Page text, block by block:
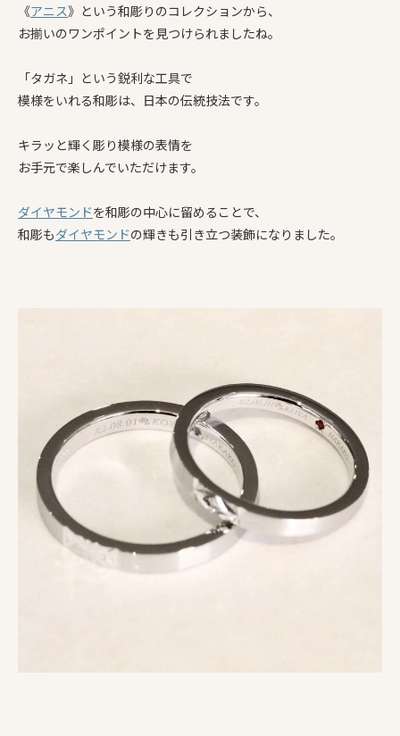
《アニス》という和彫りのコレクションから、
お揃いのワンポイントを見つけられましたね。
「タガネ」という鋭利な工具で
模様をいれる和彫は、日本の伝統技法です。
キラッと輝く彫り模様の表情を
お手元で楽しんでいただけます。
ダイヤモンドを和彫の中心に留めることで、
和彫もダイヤモンドの輝きも引き立つ装飾になりました。